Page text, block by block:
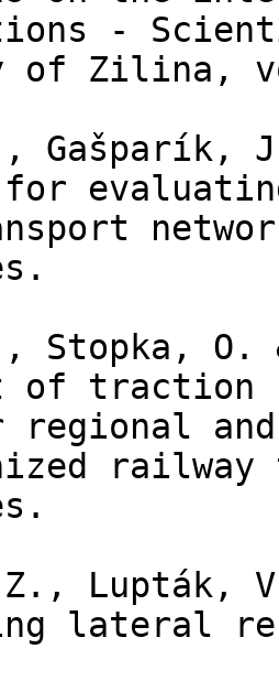
-
of Zilina,
Gašparík,
for
Stopka, O.
of
regional
railway
Lupták,
lateral